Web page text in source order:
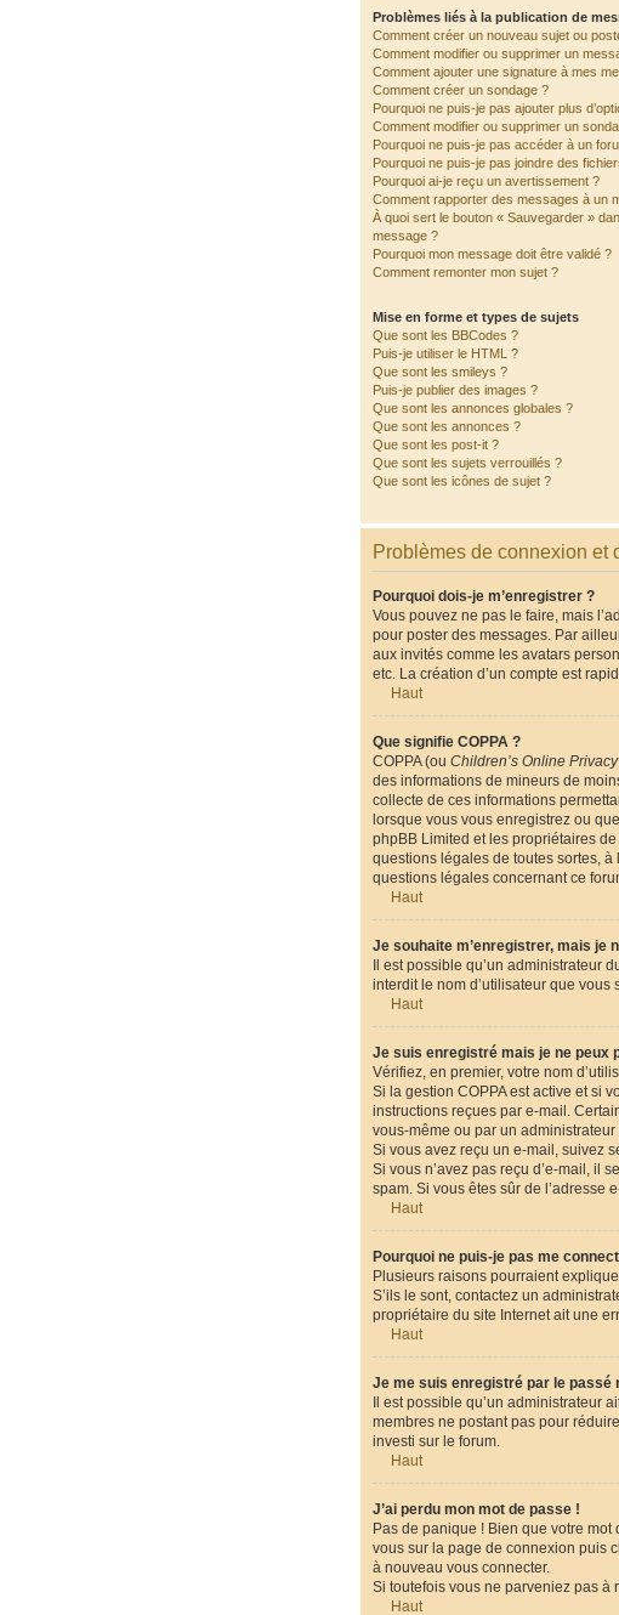
Problèmes liés à la publication de
Comment créer un nouveau sujet ou
Comment modifier ou supprimer un
Comment ajouter une signature à mes
Comment créer un sondage ?
Pourquoi ne puis-je pas ajouter plus
Comment modifier ou supprimer un
Pourquoi ne puis-je pas accéder à un
Pourquoi ne puis-je pas joindre des
Pourquoi ai-je reçu un avertissement ?
Comment rapporter des messages à un
À quoi sert le bouton « Sauvegarder »
message ?
Pourquoi mon message doit être validé ?
Comment remonter mon sujet ?
Mise en forme et types de sujets
Que sont les BBCodes ?
Puis-je utiliser le HTML ?
Que sont les smileys ?
Puis-je publier des images ?
Que sont les annonces globales ?
Que sont les annonces ?
Que sont les post-it ?
Que sont les sujets verrouillés ?
Que sont les icônes de sujet ?
Problèmes de connexion et
Pourquoi dois-je m’enregistrer ?
Vous pouvez ne pas le faire, mais
pour poster des messages. Par
aux invités comme les avatars
etc. La création d’un compte est
Haut
Que signifie COPPA ?
COPPA (ou Children’s Online
des informations de mineurs de
collecte de ces informations
lorsque vous vous enregistrez ou
phpBB Limited et les propriétaires
questions légales de toutes sortes,
questions légales concernant ce
Haut
Je souhaite m’enregistrer, mais je
Il est possible qu’un administrateur
interdit le nom d’utilisateur que vous
Haut
Je suis enregistré mais je ne peux
Vérifiez, en premier, votre nom
Si la gestion COPPA est active et si
instructions reçues par e-mail.
vous-même ou par un
Si vous avez reçu un e-mail, suivez
Si vous n’avez pas reçu d’e-mail, il
spam. Si vous êtes sûr de l’adresse
Haut
Pourquoi ne puis-je pas me
Plusieurs raisons pourraient
S’ils le sont, contactez un
propriétaire du site Internet ait une
Haut
Je me suis enregistré par le passé
Il est possible qu’un administrateur
membres ne postant pas pour
investi sur le forum.
Haut
J’ai perdu mon mot de passe !
Pas de panique ! Bien que votre
vous sur la page de connexion puis
à nouveau vous connecter.
Si toutefois vous ne parveniez pas à
Haut